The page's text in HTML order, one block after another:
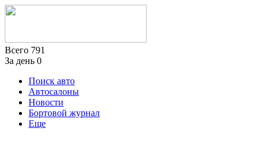
Всего 791
За день 0
Поиск авто
Автосалоны
Новости
Бортовой журнал
Еще